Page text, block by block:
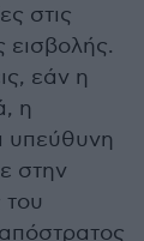
στις
εισβολής.
εάν η
η
υπεύθυνη
στην